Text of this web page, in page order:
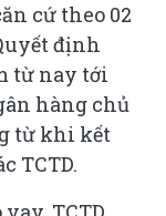
cứ theo 02
định
từ nay tới
hàng chủ
từ khi kết
TCTD.